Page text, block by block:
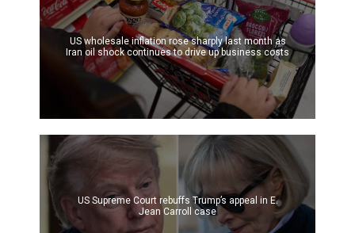
US wholesale inflation rose sharply last month as
Iran oil shock continues to drive up business costs
US Supreme Court rebuffs Trump’s appeal in E.
Jean Carroll case